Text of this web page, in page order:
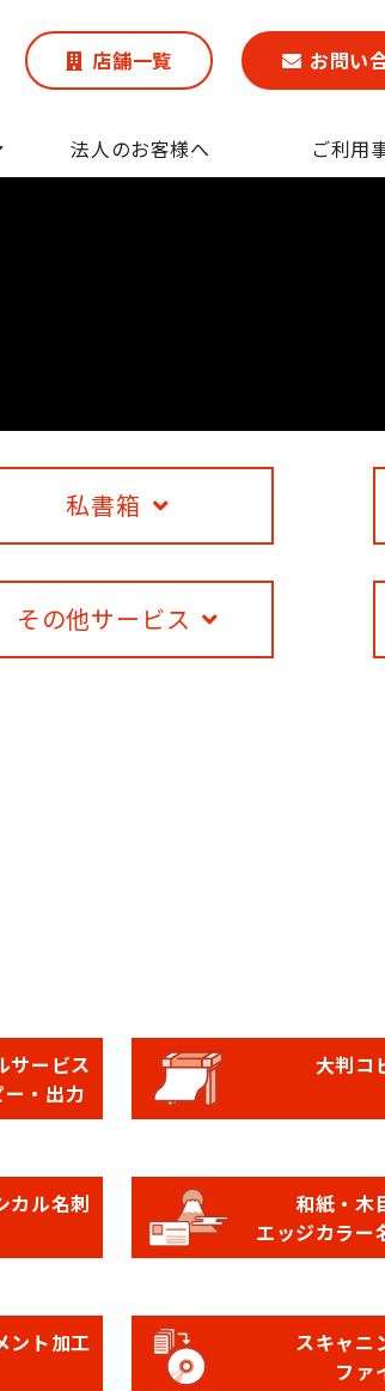
店舗一覧 お問い
法人のお客様へ ご利用
私書箱
その他サービス
サービス
ー・出力
大判コ
カル名刺
和紙・木
エッジカラー
ント加工
スキャニ
ファ